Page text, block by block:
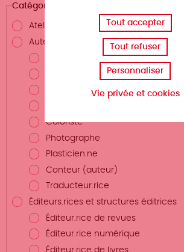
Catégories
Atelier d'écriture
Auteurs.rices et métiers de la création
Illustrateur.rice
Coloriste
Photographe
Plasticien.ne
Conteur (auteur)
Traducteur.rice
Éditeurs.rices et structures éditrices
Éditeur.rice de revues
Éditeur.rice numérique
Éditeur.rice de livres
Tout accepter
Tout refuser
Personnaliser
Vie privée et cookies